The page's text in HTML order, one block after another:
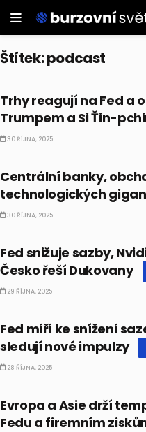
Štítek:podcast
Trhy reagují na Fed a
Trumpem a Si Ťin-
30 ŘÍJNA, 2025
Centrální banky,
technologických
30 ŘÍJNA, 2025
Fed snižuje sazby,
Česko řeší Dukovany
29 ŘÍJNA, 2025
Fed míří ke snížení
sledují nové impulzy
28 ŘÍJNA, 2025
Evropa a Asie drží
Fedu a firemním